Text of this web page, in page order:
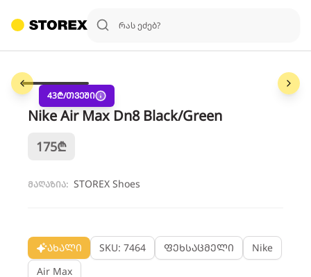
43₾/თვეში
Nike Air Max Dn8 Black/Green
175₾
მაღაზია: STOREX Shoes
ახალი SKU: 7464 ფეხსაცმელი
Nike
Air Max